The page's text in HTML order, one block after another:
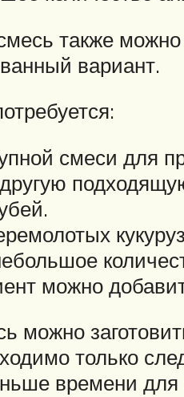
также
вариант.
смеси для
можно
можно
только
времени для